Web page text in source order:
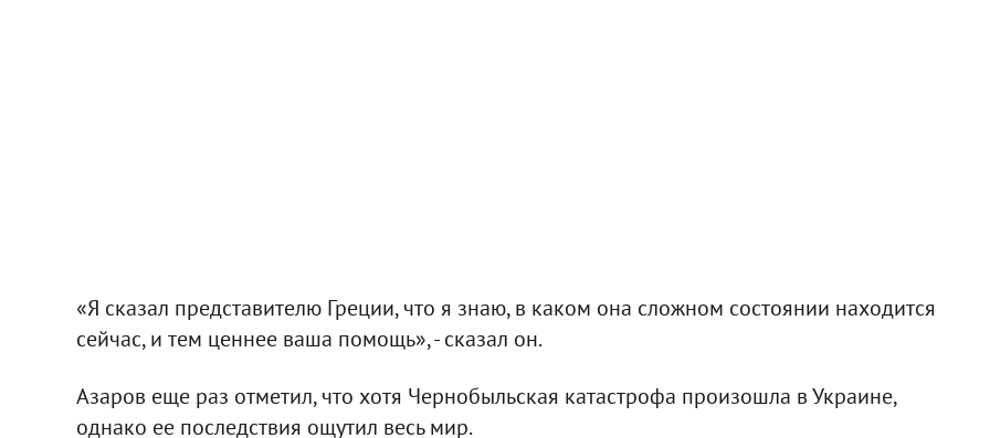
«Я сказал представителю Греции, что я знаю, в каком она сложном состоянии находится
сейчас, и тем ценнее ваша помощь», - сказал он.
Азаров еще раз отметил, что хотя Чернобыльская катастрофа произошла в Украине,
однако ее последствия ощутил весь мир.